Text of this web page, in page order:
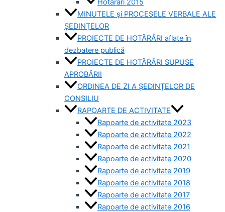
MINUTELE și PROCESELE VERBALE ALE
ȘEDINȚELOR
PROIECTE DE HOTĂRÂRI aflate în
dezbatere publică
PROIECTE DE HOTĂRÂRI SUPUSE
APROBĂRII
ORDINEA DE ZI A ȘEDINȚELOR DE
CONSILIU
RAPOARTE DE ACTIVITATE
Rapoarte de activitate 2023
Rapoarte de activitate 2022
Rapoarte de activitate 2021
Rapoarte de activitate 2020
Rapoarte de activitate 2019
Rapoarte de activitate 2018
Rapoarte de activitate 2017
Rapoarte de activitate 2016